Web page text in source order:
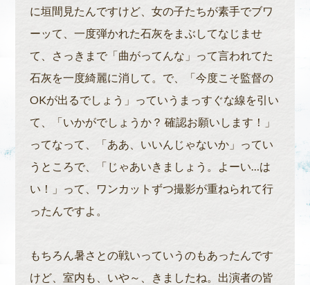
に垣間見たんですけど、女の子たちが素手でブワ
ーッて、一度弾かれた石灰をまぶしてなじませ
て、さっきまで「曲がってんな」って言われてた
石灰を一度綺麗に消して。で、「今度こそ監督の
OKが出るでしょう」っていうまっすぐな線を引い
て、「いかがでしょうか？ 確認お願いします！」
ってなって、「ああ、いいんじゃないか」ってい
うところで、「じゃあいきましょう。よーい…は
い！」って、ワンカットずつ撮影が重ねられて行
ったんですよ。
もちろん暑さとの戦いっていうのもあったんです
けど、室内も、いや～、きましたね。出演者の皆